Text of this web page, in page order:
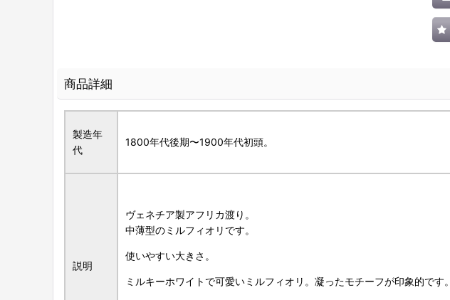
商品詳細
製造年
代
1800年代後期〜1900年代初頭。
説明
ヴェネチア製アフリカ渡り。
中薄型のミルフィオリです。
使いやすい大きさ。
ミルキーホワイトで可愛いミルフィオリ。凝ったモチーフが印象的です。